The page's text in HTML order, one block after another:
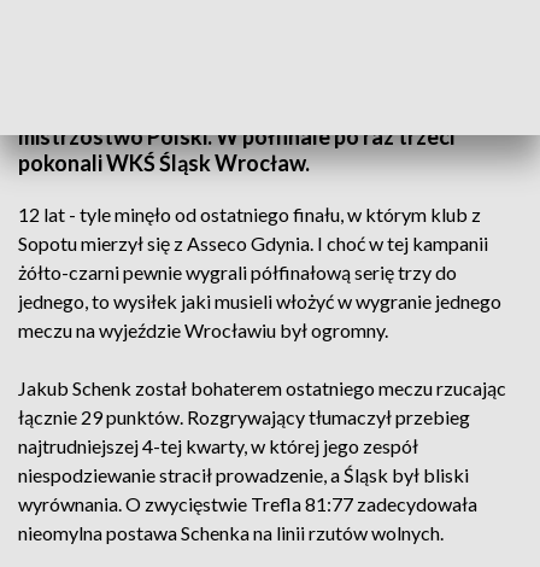
mistrzostwo Polski. W półfinale po raz trzeci
pokonali WKŚ Śląsk Wrocław.
12 lat - tyle minęło od ostatniego finału, w którym klub z
Sopotu mierzył się z Asseco Gdynia. I choć w tej kampanii
żółto-czarni pewnie wygrali półfinałową serię trzy do
jednego, to wysiłek jaki musieli włożyć w wygranie jednego
meczu na wyjeździe Wrocławiu był ogromny.
Jakub Schenk został bohaterem ostatniego meczu rzucając
łącznie 29 punktów. Rozgrywający tłumaczył przebieg
najtrudniejszej 4-tej kwarty, w której jego zespół
niespodziewanie stracił prowadzenie, a Śląsk był bliski
wyrównania. O zwycięstwie Trefla 81:77 zadecydowała
nieomylna postawa Schenka na linii rzutów wolnych.